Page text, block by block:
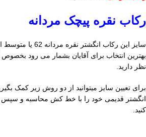
رکاب نقره پیچک مردانه
سایز این رکاب
بهترین انتخاب برای آقایان بشمار می رود
نظر دارید.
برای تعیین سایز میتوانید از دو روش زیر کمک
کنید.